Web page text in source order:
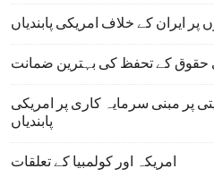
ایران کے خلاف امریکی پابندیاں
حقوق کے تحفظ کی بہترین ضمانت
پر مبنی سرمایہ کاری پر امریکی
پابندیاں
امریکہ اور کولمبیا کے تعلقات